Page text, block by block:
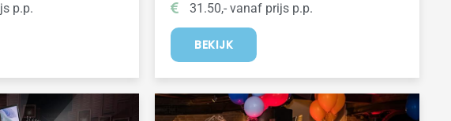
p.p.
31.50,- vanaf prijs p.p.
BEKIJK